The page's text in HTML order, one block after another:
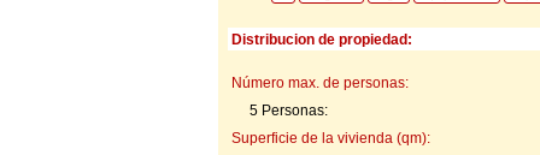
Distribucion de propiedad:
Número max. de personas:
5 Personas:
Superficie de la vivienda (qm):